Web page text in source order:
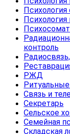
контроль
РЖД
Ритуальные
Связь и
Секретарь
Сельское
Семейная
Складская